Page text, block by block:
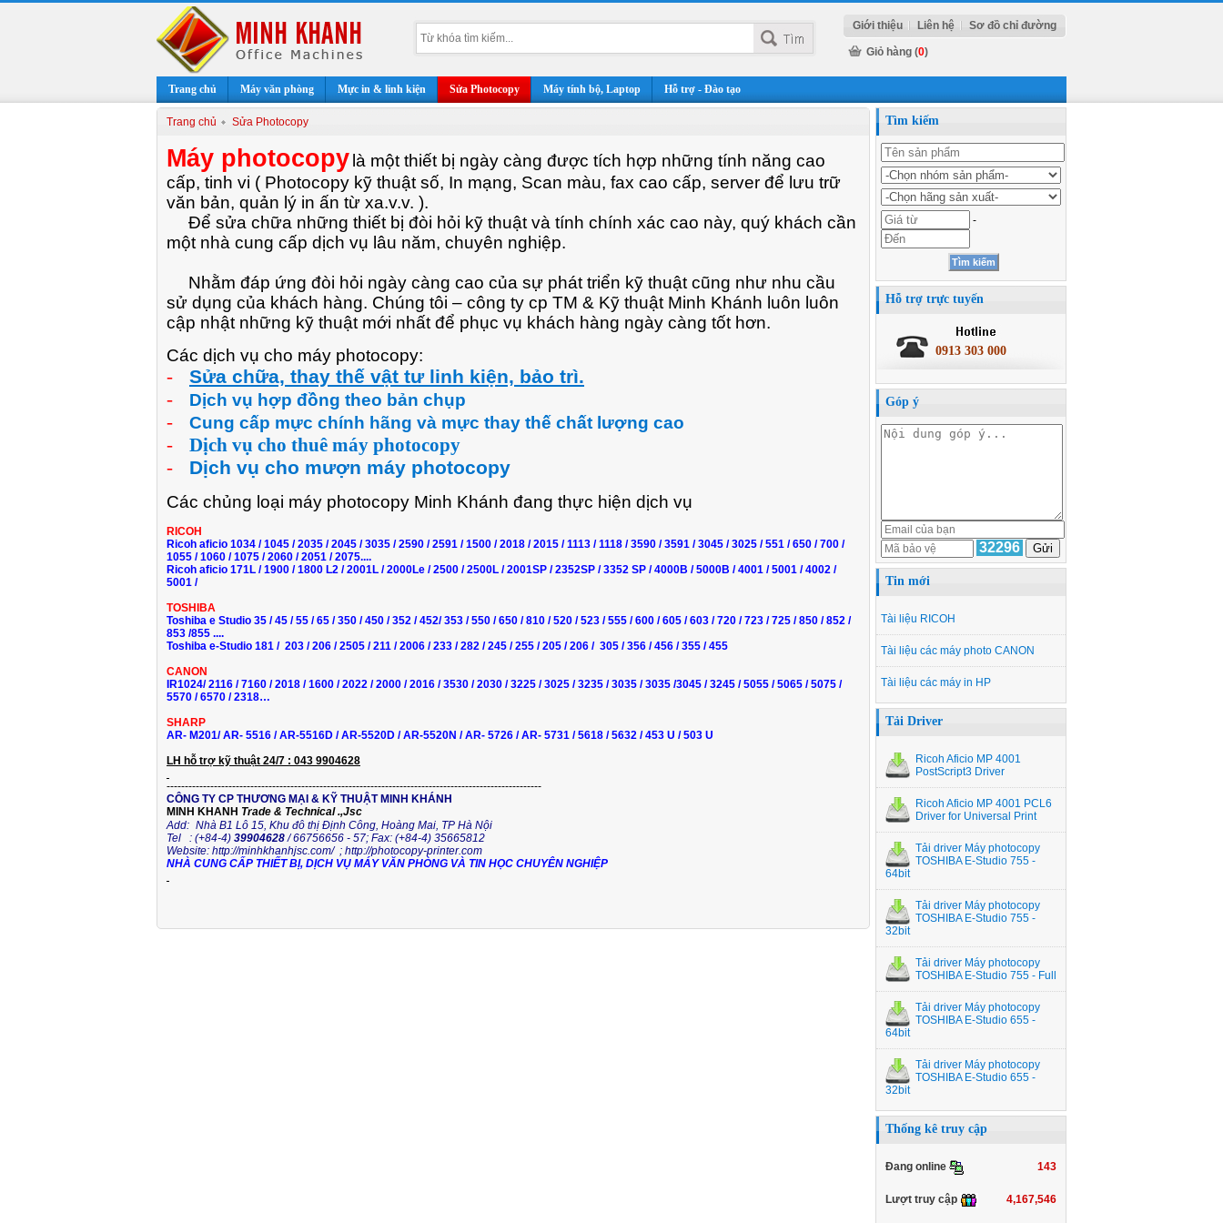
Giới thiệu Liên hệ Sơ đồ chỉ đường
Giỏ hàng (0)
Trang chủ Máy văn phòng Mực in & linh kiện Sửa Photocopy Máy tính bộ, Laptop Hỗ trợ - Đào tạo
Trang chủ Sửa Photocopy
Máy photocopy là một thiết bị ngày càng được tích hợp những tính năng cao
cấp, tinh vi ( Photocopy kỹ thuật số, In mạng, Scan màu, fax cao cấp, server để lưu trữ
văn bản, quản lý in ấn từ xa.v.v. ).
Để sửa chữa những thiết bị đòi hỏi kỹ thuật và tính chính xác cao này, quý khách cần
một nhà cung cấp dịch vụ lâu năm, chuyên nghiệp.
Nhằm đáp ứng đòi hỏi ngày càng cao của sự phát triển kỹ thuật cũng như nhu cầu
sử dụng của khách hàng. Chúng tôi – công ty cp TM & Kỹ thuật Minh Khánh luôn luôn
cập nhật những kỹ thuật mới nhất để phục vụ khách hàng ngày càng tốt hơn.
Các dịch vụ cho máy photocopy:
-
Sửa chữa, thay thế vật tư linh kiện, bảo trì.
-
Dịch vụ hợp đồng theo bản chụp
- Cung cấp mực chính hãng và mực thay thế chất lượng cao
-
Dịch vụ cho thuê máy photocopy
-
Dịch vụ cho mượn máy photocopy
Các chủng loại máy photocopy Minh Khánh đang thực hiện dịch vụ
RICOH
Ricoh aficio 1034 / 1045 / 2035 / 2045 / 3035 / 2590 / 2591 / 1500 / 2018 / 2015 / 1113 / 1118 / 3590 / 3591 / 3045 / 3025 / 551 / 650 / 700 /
1055 / 1060 / 1075 / 2060 / 2051 / 2075....
Ricoh aficio 171L / 1900 / 1800 L2 / 2001L / 2000Le / 2500 / 2500L / 2001SP / 2352SP / 3352 SP / 4000B / 5000B / 4001 / 5001 / 4002 /
5001 /
TOSHIBA
Toshiba e Studio 35 / 45 / 55 / 65 / 350 / 450 / 352 / 452/ 353 / 550 / 650 / 810 / 520 / 523 / 555 / 600 / 605 / 603 / 720 / 723 / 725 / 850 / 852 /
853 /855 ....
Toshiba e-Studio 181 / 203 / 206 /2505 / 211 / 2006 /233 / 282 /245 /255 / 205 / 206 / 305 / 356 / 456 / 355 / 455
CANON
IR1024/2116 / 7160 / 2018 / 1600 / 2022 / 2000 / 2016 / 3530 / 2030 / 3225 / 3025 / 3235 / 3035 / 3035 /3045 / 3245 / 5055 / 5065 / 5075 /
5570 / 6570 / 2318…
SHARP
AR- M201/ AR- 5516 / AR-5516D / AR-5520D / AR-5520N / AR- 5726 / AR- 5731 / 5618 / 5632 / 453 U / 503 U
LH hỗ trợ kỹ thuật 24/7 : 043 9904628
-------------------------------------------------------------------------------------------------------
CÔNG TY CP THƯƠNG MẠI & KỸ THUẬT MINH KHÁNH
MINH KHANH Trade & Technical .,Jsc
Add: Nhà B1 Lô 15, Khu đô thị Định Công, Hoàng Mai, TP Hà Nội
Tel
: (+84-4) 39904628/ 66756656 - 57; Fax: (+84-4) 35665812
Website: http://minhkhanhjsc.com/; http://photocopy-printer.com
NHÀ CUNG CẤP THIẾT BỊ, DỊCH VỤ MÁY VĂN PHÒNG VÀ TIN HỌC CHUYÊN NGHIỆP
Tìm kiếm
-
Hỗ trợ trực tuyến
0913 303 000
Góp ý
32296
Tin mới
Tài liệu RICOH
Tài liệu các máy photo CANON
Tài liệu các máy in HP
Tải Driver
Ricoh Aficio MP 4001
PostScript3 Driver
Ricoh Aficio MP 4001 PCL6
Driver for Universal Print
Tải driver Máy photocopy
TOSHIBA E-Studio 755 -
64bit
Tải driver Máy photocopy
TOSHIBA E-Studio 755 -
32bit
Tải driver Máy photocopy
TOSHIBA E-Studio 755 - Full
Tải driver Máy photocopy
TOSHIBA E-Studio 655 -
64bit
Tải driver Máy photocopy
TOSHIBA E-Studio 655 -
32bit
Thống kê truy cập
143
Đang online
4,167,546
Lượt truy cập